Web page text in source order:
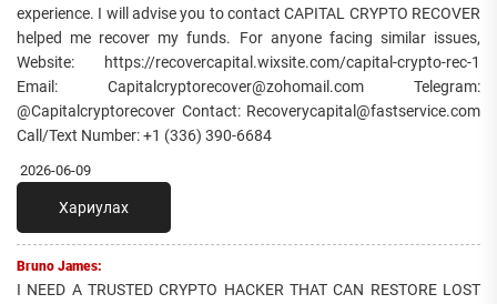
experience. I will advise you to contact CAPITAL CRYPTO RECOVER
helped me recover my funds. For anyone facing similar issues,
Website: https://recovercapital.wixsite.com/capital-crypto-rec-1
Email: Capitalcryptorecover@zohomail.com Telegram:
@Capitalcryptorecover Contact: Recoverycapital@fastservice.com
Call/Text Number: +1 (336) 390-6684
2026-06-09
Хариулах
Bruno James:
I NEED A TRUSTED CRYPTO HACKER THAT CAN RESTORE LOST